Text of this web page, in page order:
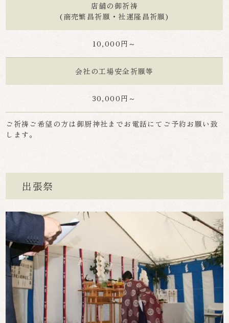
店舗の御祈祷
(商売繁昌祈願・社運隆昌祈願)
10,000円～
会社の工場安全祈願等
30,000円～
ご祈祷ご希望の方は御厨神社までお電話にてご予約お願い致
します。
出張祭